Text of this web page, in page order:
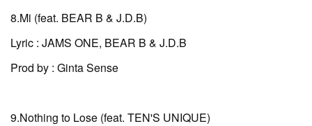
8.Mi (feat. BEAR B & J.D.B)
Lyric : JAMS ONE, BEAR B & J.D.B
Prod by : Ginta Sense
9.Nothing to Lose (feat. TEN'S UNIQUE)